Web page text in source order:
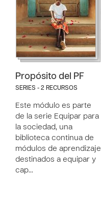
Propósito del PF
SERIES - 2 RECURSOS
Este módulo es parte
de la serie Equipar para
la sociedad, una
biblioteca continua de
módulos de aprendizaje
destinados a equipar y
cap…